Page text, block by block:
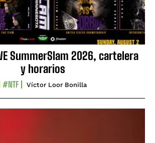
SummerSlam 2026, cartelera
y horarios
#NTF Víctor Loor Bonilla